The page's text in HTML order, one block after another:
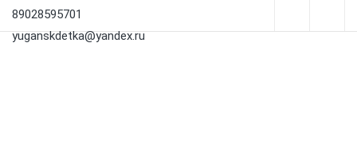
89028595701
yuganskdetka@yandex.ru